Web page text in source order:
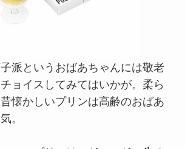
派というおばあちゃんには敬老
ョイスしてみてはいかが。柔ら
懐かしいプリンは高齢のおばあ
。